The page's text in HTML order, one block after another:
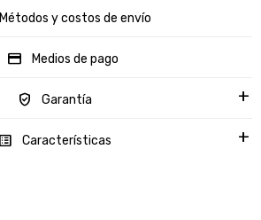
Métodos y costos de envío
Medios de pago
Garantía
Características